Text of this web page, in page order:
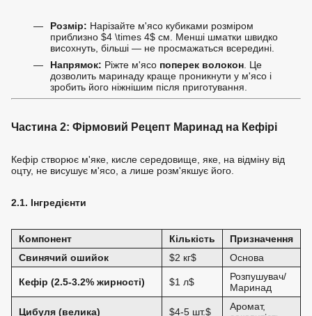
Розмір: Нарізайте м'ясо кубиками розміром
приблизно $4 \times 4$ см. Менші шматки швидко
висохнуть, більші — не просмажаться всередині.
Напрямок: Ріжте м'ясо поперек волокон . Це
дозволить маринаду краще проникнути у м'ясо і
зробить його ніжнішим після приготування.
Частина 2: Фірмовий Рецепт Маринад на Кефірі
Кефір створює м'яке, кисле середовище, яке, на відміну від
оцту, не висушує м'ясо, а лише розм'якшує його.
2.1. Інгредієнти
Компонент Кількість
Призначення
Свинячий ошийок
$2 кг$ Основа
Кефір (2.5-3.2% жирності) $1 л$
Розпушувач/
Маринад
Цибуля (велика) $4-5 шт.$
Аромат,